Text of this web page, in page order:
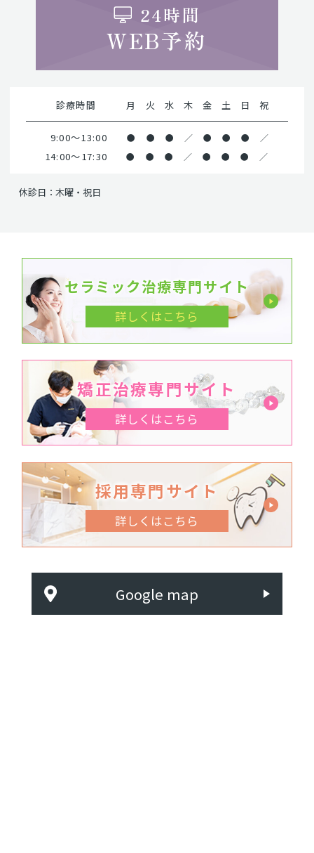
24時間
WEB予約
診療時間 月 火 水 木 金 土 日 祝
9:00～13:00 ● ● ● ／ ● ● ● ／
14:00～17:30 ● ● ● ／ ● ● ● ／
休診日：木曜・祝日
セラミック治療専門サイト
詳しくはこちら
矯正治療専門サイト
詳しくはこちら
採用専門サイト
詳しくはこちら
Google map